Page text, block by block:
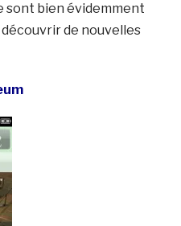
sont bien évidemment
de nouvelles